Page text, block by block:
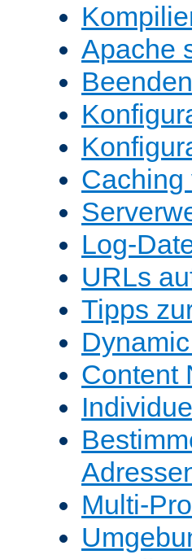
Apache
Caching
Log-
URLs
Tipps
Content
Multi-